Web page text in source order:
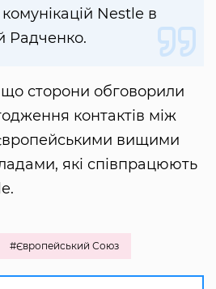
Nestlе в
Радченко.
сторони обговорили
контактів між
вищими
які співпрацюють
#Європейський Союз